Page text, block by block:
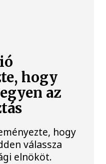
hogy
az
hogy
válassza
elnököt.